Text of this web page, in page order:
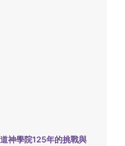
神學院125年的挑戰與